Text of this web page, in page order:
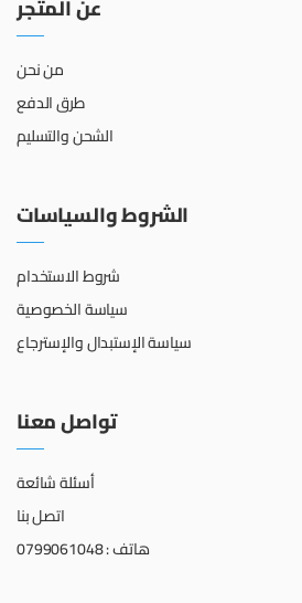
عن المتجر
من نحن
طرق الدفع
الشحن والتسليم
الشروط والسياسات
شروط الاستخدام
سياسة الخصوصية
سياسة الإستبدال والإسترجاع
تواصل معنا
أسئلة شائعة
اتصل بنا
هاتف : 0799061048